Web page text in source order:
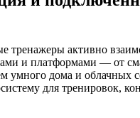
тренажеры активно
и платформами — от
умного дома и облачных
для тренировок,